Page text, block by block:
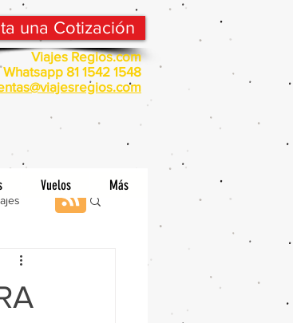
una Cotización
Viajes Regios.com
Whatsapp 81 1542 1548
Vuelos Más